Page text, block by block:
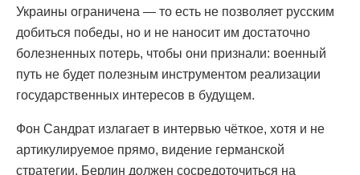
Украины ограничена — то есть не позволяет русским
добиться победы, но и не наносит им достаточно
болезненных потерь, чтобы они признали: военный
путь не будет полезным инструментом реализации
государственных интересов в будущем.
Фон Сандрат излагает в интервью чёткое, хотя и не
артикулируемое прямо, видение германской
стратегии. Берлин должен сосредоточиться на